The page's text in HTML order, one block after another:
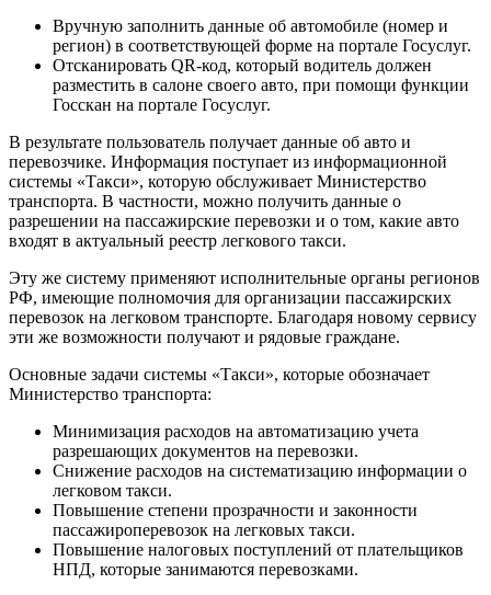
Вручную заполнить данные об автомобиле (номер и
регион) в соответствующей форме на портале Госуслуг.
Отсканировать QR-код, который водитель должен
разместить в салоне своего авто, при помощи функции
Госскан на портале Госуслуг.
В результате пользователь получает данные об авто и
перевозчике. Информация поступает из информационной
системы «Такси», которую обслуживает Министерство
транспорта. В частности, можно получить данные о
разрешении на пассажирские перевозки и о том, какие авто
входят в актуальный реестр легкового такси.
Эту же систему применяют исполнительные органы регионов
РФ, имеющие полномочия для организации пассажирских
перевозок на легковом транспорте. Благодаря новому сервису
эти же возможности получают и рядовые граждане.
Основные задачи системы «Такси», которые обозначает
Министерство транспорта:
Минимизация расходов на автоматизацию учета
разрешающих документов на перевозки.
Снижение расходов на систематизацию информации о
легковом такси.
Повышение степени прозрачности и законности
пассажироперевозок на легковых такси.
Повышение налоговых поступлений от плательщиков
НПД, которые занимаются перевозками.